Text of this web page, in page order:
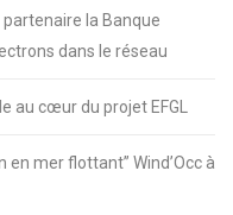
partenaire la Banque
dans le réseau
au cœur du projet EFGL
en mer flottant” Wind’Occ à